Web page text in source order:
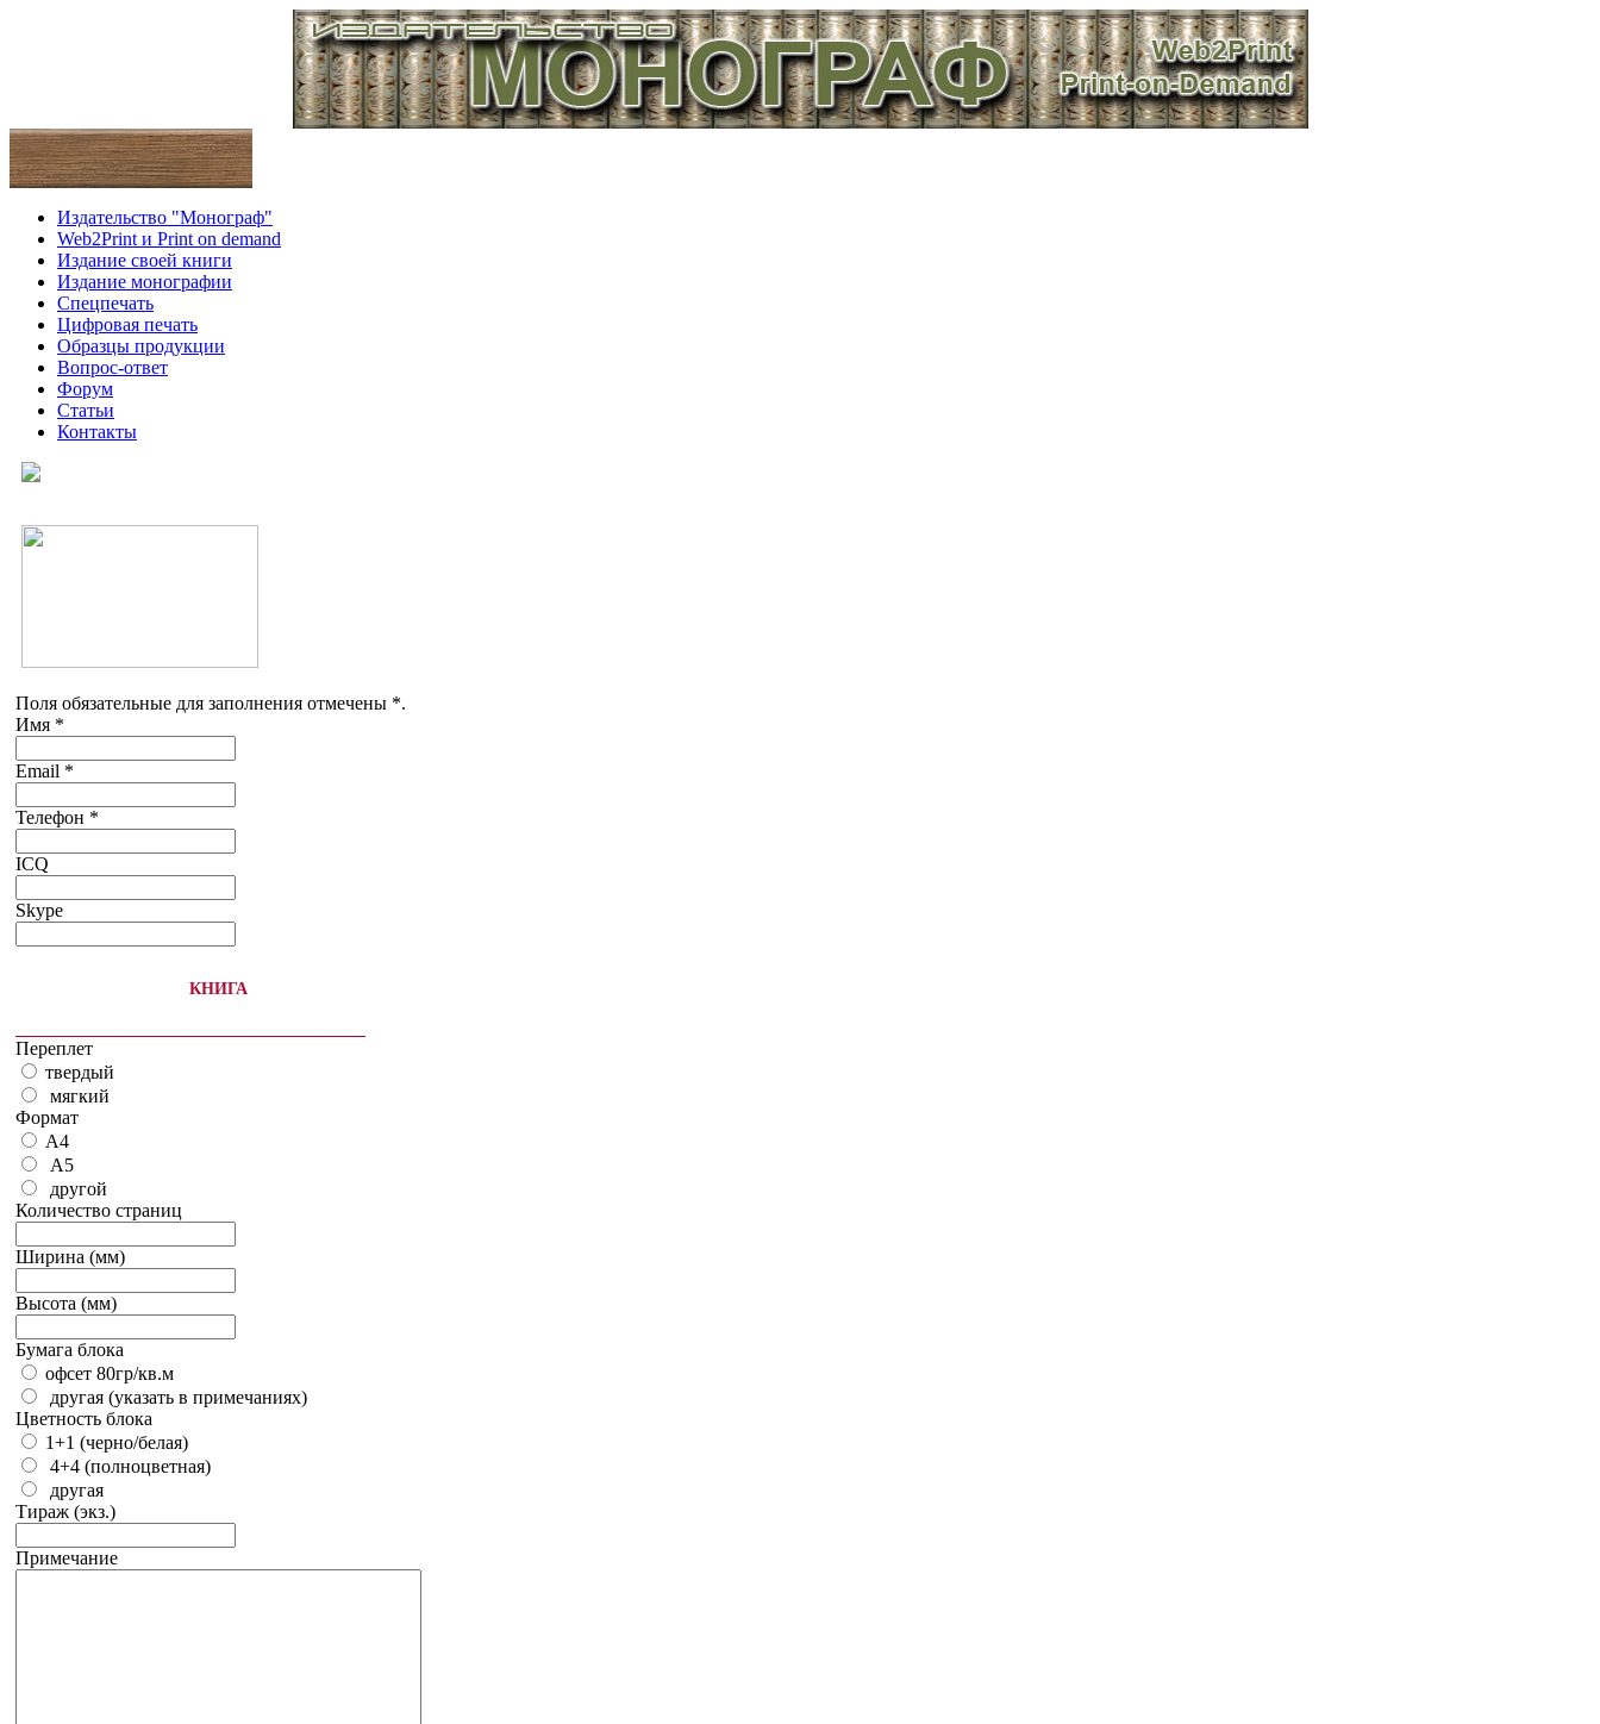
Издательство "Монограф"
Web2Print и Print on demand
Издание своей книги
Издание монографии
Спецпечать
Цифровая печать
Образцы продукции
Вопрос-ответ
Форум
Статьи
Контакты
Поля обязательные для заполнения отмечены *.
Имя *
Email *
Телефон *
ICQ
Skype
КНИГА
Переплет
твердый
мягкий
Формат
А4
А5
другой
Количество страниц
Ширина (мм)
Высота (мм)
Бумага блока
офсет 80гр/кв.м
другая (указать в примечаниях)
Цветность блока
1+1 (черно/белая)
4+4 (полноцветная)
другая
Тираж (экз.)
Примечание